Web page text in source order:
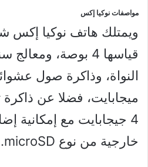
مواصفات نوكيا إكس
ويمتلك هاتف نوكيا
قياسها 4 بوصة،
ميجابايت، فضلا عن ذاكرة
4 جيجابايت مع إمكانية
خارجية من نوع microSD.